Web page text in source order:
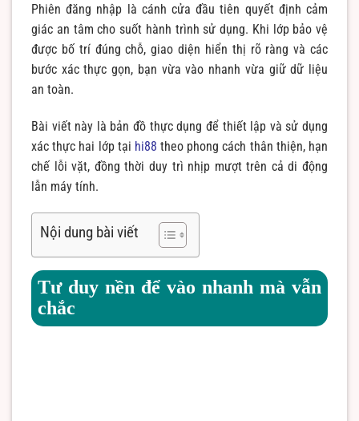
Phiên đăng nhập là cánh cửa đầu tiên quyết định cảm
giác an tâm cho suốt hành trình sử dụng. Khi lớp bảo vệ
được bố trí đúng chỗ, giao diện hiển thị rõ ràng và các
bước xác thực gọn, bạn vừa vào nhanh vừa giữ dữ liệu
an toàn.
Bài viết này là bản đồ thực dụng để thiết lập và sử dụng
xác thực hai lớp tại hi88 theo phong cách thân thiện, hạn
chế lỗi vặt, đồng thời duy trì nhịp mượt trên cả di động
lẫn máy tính.
Nội dung bài viết
Tư duy nền để vào nhanh mà vẫn
chắc